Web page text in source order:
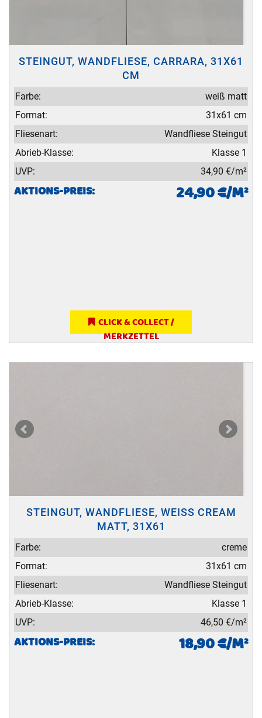
STEINGUT, WANDFLIESE, CARRARA, 31X61
CM
Farbe:
weiß matt
Format:
31x61 cm
Fliesenart:
Wandfliese Steingut
Abrieb-Klasse:
Klasse 1
UVP:
34,90 €/m²
AKTIONS-PREIS: 24,90 €/M²
CLICK & COLLECT /
MERKZETTEL
STEINGUT, WANDFLIESE, WEISS CREAM M
ATT, 31X61
Farbe:
creme
Format:
31x61 cm
Fliesenart:
Wandfliese Steingut
Abrieb-Klasse:
Klasse 1
UVP:
46,50 €/m²
AKTIONS-PREIS: 18,90 €/M²